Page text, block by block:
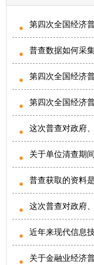
第四次全国经济
普查数据如何采
第四次全国经济
第四次全国经济
这次普查对政府
关于单位清查期
普查获取的资料
这次普查对政府
近年来现代信息
关于金融业经济